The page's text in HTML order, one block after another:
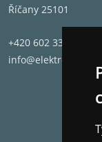
Na horní straně
Říčany 25101
+420 602 331 662
info@elektronet.cz